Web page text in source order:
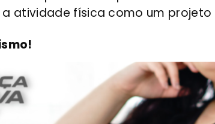
atividade física como um